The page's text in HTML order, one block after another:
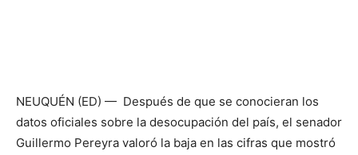
NEUQUÉN (ED) — Después de que se conocieran los
datos oficiales sobre la desocupación del país, el senador
Guillermo Pereyra valoró la baja en las cifras que mostró